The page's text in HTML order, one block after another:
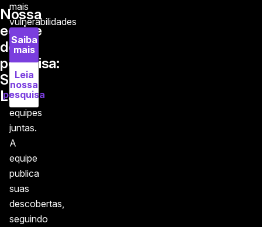
Nossa
equipe
de
pesquisa:
Salt
Labs
mais
vulnerabilidades
do
que
as
outras
equipes
juntas.
A
equipe
publica
suas
descobertas,
seguindo
Saiba
mais
Leia
nossa
pesquisa